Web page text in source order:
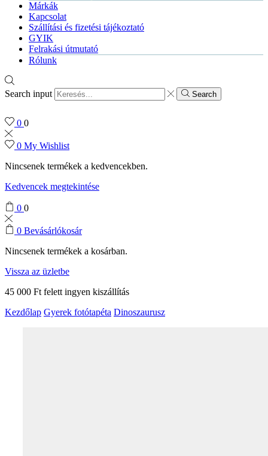
Márkák
Kapcsolat
Szállítási és fizetési tájékoztató
GYIK
Felrakási útmutató
Rólunk
Search input Search
0 0
0 My Wishlist
Nincsenek termékek a kedvencekben.
Kedvencek megtekintése
0 0
0 Bevásárlókosár
Nincsenek termékek a kosárban.
Vissza az üzletbe
45 000 Ft felett ingyen kiszállítás
Kezdőlap Gyerek fotótapéta Dinoszaurusz